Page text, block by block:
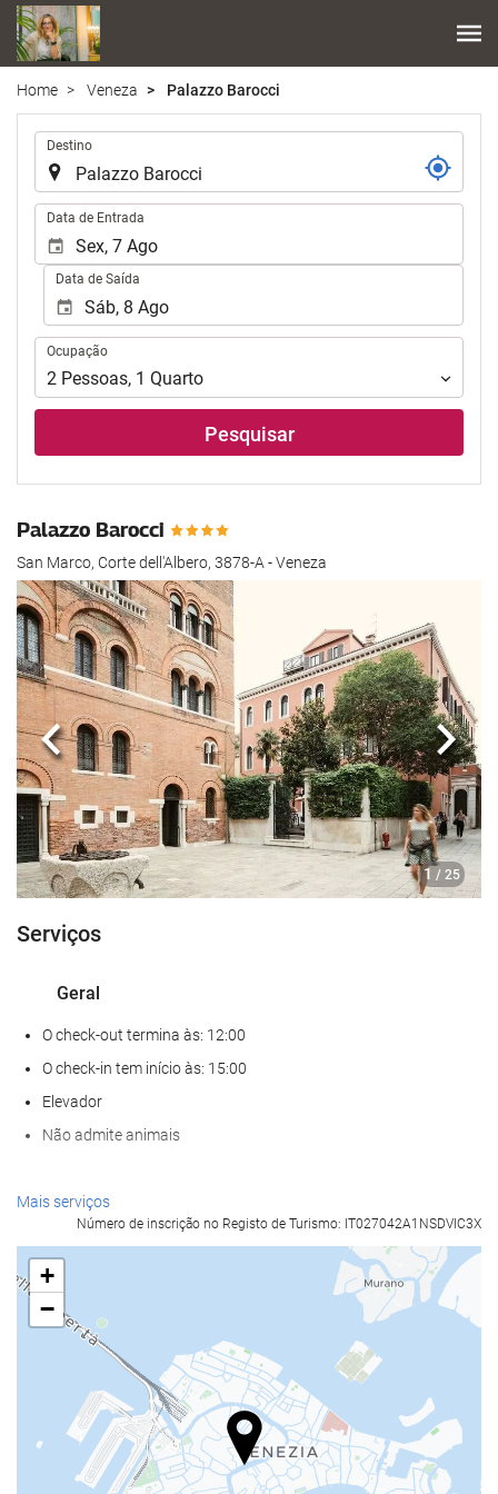
Home Veneza Palazzo Barocci
Destino
Data de Entrada
Data de Saída
Ocupação
Ocupação
2 Pessoas, 1 Quarto
Pesquisar
Palazzo Barocci
San Marco, Corte dell'Albero, 3878-A - Veneza
1 / 25
Anterior
Serviços
Geral
O check-out termina às: 12:00
O check-in tem início às: 15:00
Elevador
Não admite animais
Serviços de receção
Recepção disponível 24 horas
Sala para bagagem
Alimentação e bebidas
Internet
Wi-Fi gratuito
Mais serviços
Número de inscrição no Registo de Turismo: IT027042A1NSDVIC3X
+
−